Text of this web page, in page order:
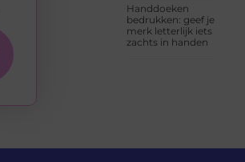
Handdoeken
bedrukken: geef je
merk letterlijk iets
zachts in handen